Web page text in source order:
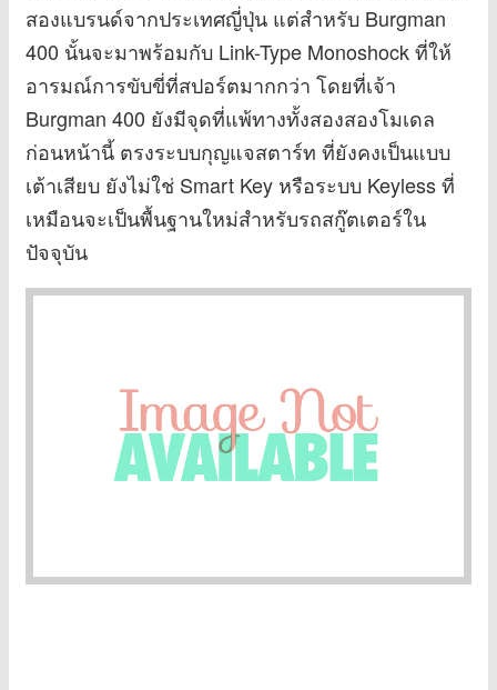
สองแบรนด์จากประเทศญี่ปุ่น แต่สำหรับ Burgman
400 นั้นจะมาพร้อมกับ Link-Type Monoshock ที่ให้
อารมณ์การขับขี่ที่สปอร์ตมากกว่า โดยที่เจ้า
Burgman 400 ยังมีจุดที่แพ้ทางทั้งสองสองโมเดล
ก่อนหน้านี้ ตรงระบบกุญแจสตาร์ท ที่ยังคงเป็นแบบ
เต้าเสียบ ยังไม่ใช่ Smart Key หรือระบบ Keyless ที่
เหมือนจะเป็นพื้นฐานใหม่สำหรับรถสกู๊ตเตอร์ใน
ปัจจุบัน